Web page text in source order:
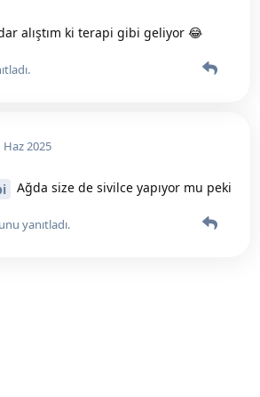
alıştım ki terapi gibi geliyor 😂
Haz 2025
Ağda size de sivilce yapıyor mu peki
yanıtladı.